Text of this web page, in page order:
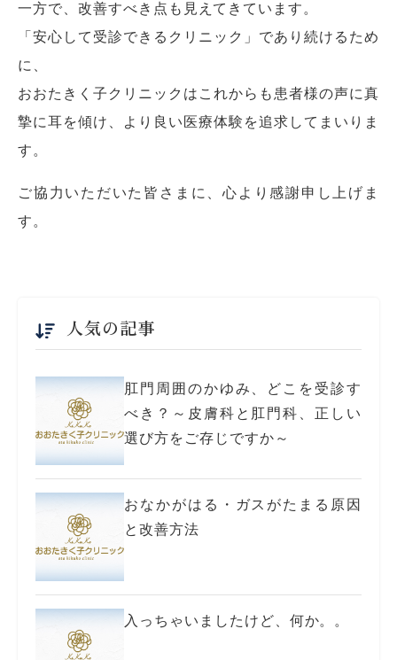
一方で、改善すべき点も見えてきています。
「安心して受診できるクリニック」であり続けるため
に、
おおたきく子クリニックはこれからも患者様の声に真
摯に耳を傾け、より良い医療体験を追求してまいりま
す。
ご協力いただいた皆さまに、心より感謝申し上げま
す。
人気の記事
肛門周囲のかゆみ、どこを受診す
べき？～皮膚科と肛門科、正しい
選び方をご存じですか～
おなかがはる・ガスがたまる原因
と改善方法
入っちゃいましたけど、何か。。